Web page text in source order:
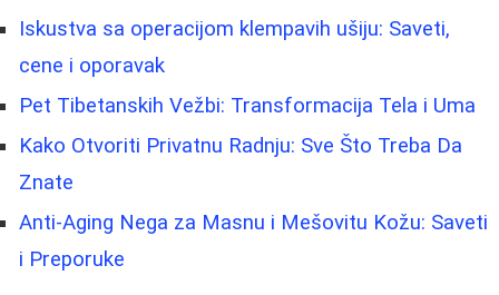
Iskustva sa operacijom klempavih ušiju: Saveti,
cene i oporavak
Pet Tibetanskih Vežbi: Transformacija Tela i Uma
Kako Otvoriti Privatnu Radnju: Sve Što Treba Da
Znate
Anti-Aging Nega za Masnu i Mešovitu Kožu: Saveti
i Preporuke